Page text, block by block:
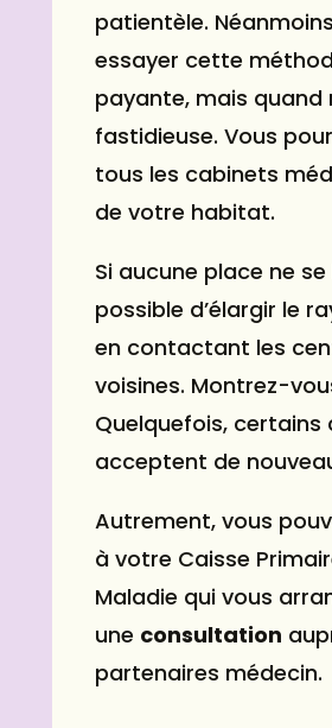
patientèle.
essayer cette
payante, mais quand
fastidieuse. Vous
tous les cabinets
de votre habitat.
Si aucune place ne
possible d’élargir le
en contactant les
voisines. Montrez-
Quelquefois, certains
acceptent de
Autrement, vous
à votre Caisse
Maladie qui vous
une consultation
partenaires médecin.